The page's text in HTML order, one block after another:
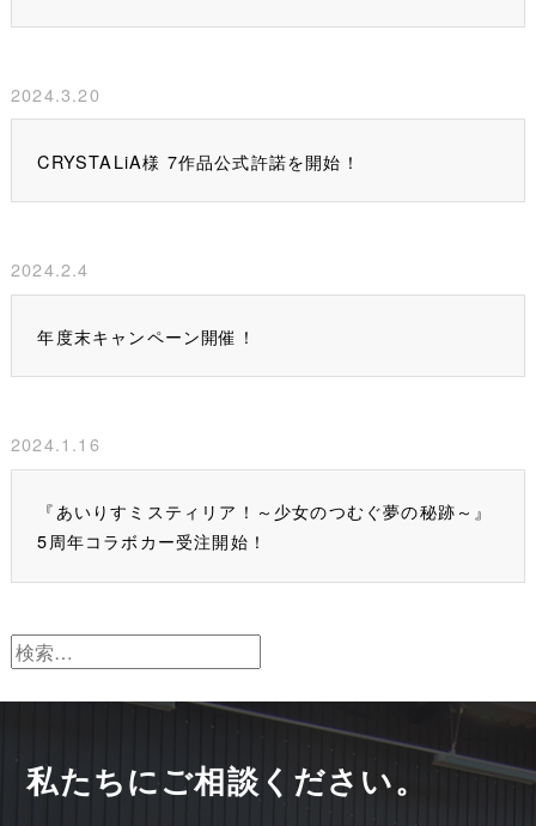
2024.3.20
CRYSTALiA様 7作品公式許諾を開始！
2024.2.4
年度末キャンペーン開催！
2024.1.16
『あいりすミスティリア！～少女のつむぐ夢の秘跡～』
5周年コラボカー受注開始！
検
私たちにご相談ください。